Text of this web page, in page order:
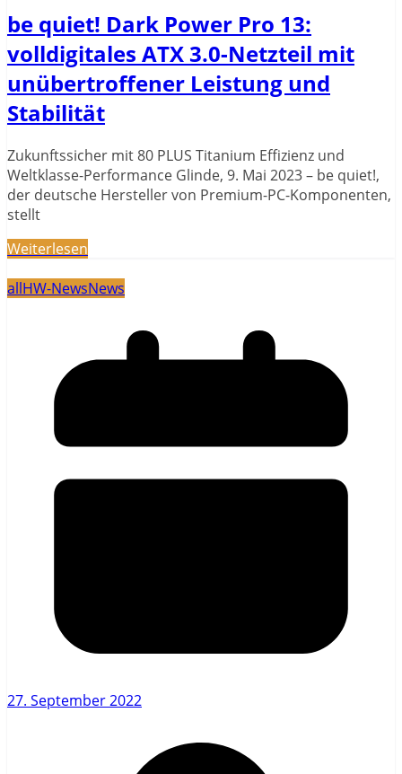
be quiet! Dark Power Pro 13:
volldigitales ATX 3.0-Netzteil mit
unübertroffener Leistung und
Stabilität
Zukunftssicher mit 80 PLUS Titanium Effizienz und
Weltklasse-Performance Glinde, 9. Mai 2023 – be quiet!,
der deutsche Hersteller von Premium-PC-Komponenten,
stellt
Weiterlesen
allHW-NewsNews
27. September 2022